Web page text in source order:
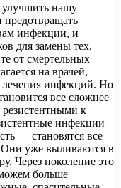
улучшить нашу
предотвращать
инфекции, и
для замены тех,
от смертельных
на врачей,
инфекций. Но
все сложнее
резистентными к
инфекции
— становятся все
Они уже выливаются в
Через поколение это
больше